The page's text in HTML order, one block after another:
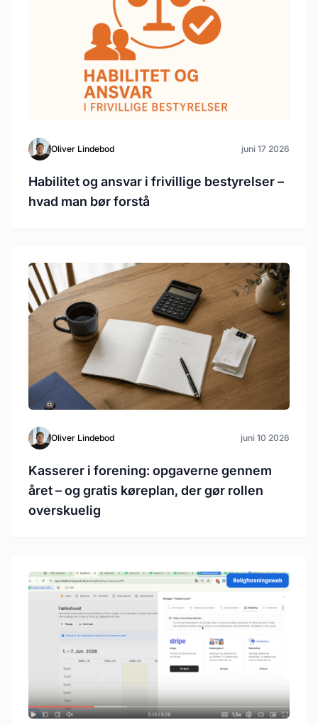
Oliver Lindebod juni 17 2026
Habilitet og ansvar i frivillige bestyrelser –
hvad man bør forstå
Oliver Lindebod juni 10 2026
Kasserer i forening: opgaverne gennem
året – og gratis køreplan, der gør rollen
overskuelig